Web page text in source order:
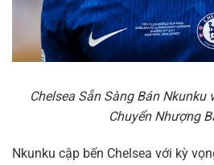
Chelsea Sẵn Sàng Bán Nkunku
Chuyển Nhượng
Nkunku cập bến Chelsea với kỳ